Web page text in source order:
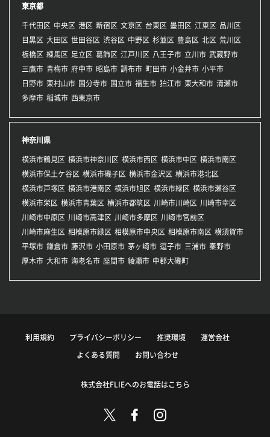
東京都
千代田区 中央区 港区 新宿区 文京区 台東区 墨田区 江東区 品川区
目黒区 大田区 世田谷区 渋谷区 中野区 杉並区 豊島区 北区 荒川区
板橋区 練馬区 足立区 葛飾区 江戸川区 八王子市 立川市 武蔵野市
三鷹市 青梅市 府中市 昭島市 調布市 町田市 小金井市 小平市
日野市 東村山市 国分寺市 国立市 福生市 狛江市 東大和市 清瀬市
多摩市 稲城市 西東京市
神奈川県
横浜市鶴見区 横浜市神奈川区 横浜市西区 横浜市中区 横浜市南区
横浜市保土ケ谷区 横浜市磯子区 横浜市金沢区 横浜市港北区
横浜市戸塚区 横浜市港南区 横浜市旭区 横浜市緑区 横浜市瀬谷区
横浜市栄区 横浜市青葉区 横浜市都筑区 川崎市川崎区 川崎市幸区
川崎市中原区 川崎市高津区 川崎市多摩区 川崎市宮前区
川崎市麻生区 相模原市緑区 相模原市中央区 相模原市南区 横須賀市
平塚市 鎌倉市 藤沢市 小田原市 茅ヶ崎市 逗子市 三浦市 秦野市
厚木市 大和市 海老名市 座間市 綾瀬市 中郡大磯町
利用規約 プライバシーポリシー 推奨環境 運営会社
よくある質問 お問い合わせ
株式会社FLIEへのお電話はこちら